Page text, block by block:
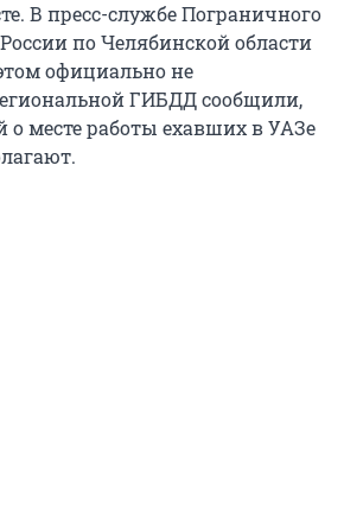
В пресс-службе Пограничного
по Челябинской области
официально не
ГИБДД сообщили,
месте работы ехавших в УАЗе